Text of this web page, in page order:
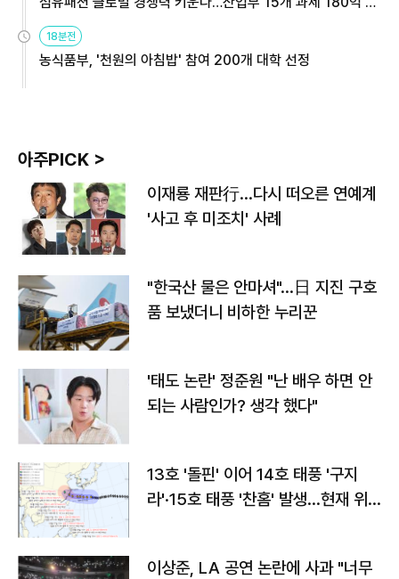
18분전
농식품부, '천원의 아침밥' 참여 200개 대학 선정
아주PICK >
이재룡 재판行…다시 떠오른 연예계
'사고 후 미조치' 사례
"한국산 물은 안마셔"…日 지진 구호
품 보냈더니 비하한 누리꾼
'태도 논란' 정준원 "난 배우 하면 안
되는 사람인가? 생각 했다"
13호 '돌핀' 이어 14호 태풍 '구지
라'·15호 태풍 '찬홈' 발생…현재 위
이상준, LA 공연 논란에 사과 "너무